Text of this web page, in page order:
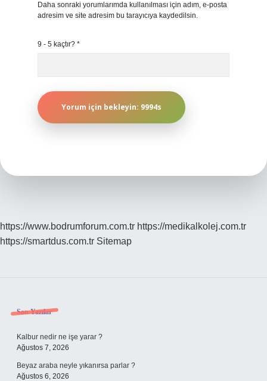
Daha sonraki yorumlarımda kullanılması için adım, e-posta
adresim ve site adresim bu tarayıcıya kaydedilsin.
9 - 5 kaçtır? *
https://www.bodrumforum.com.tr https://medikalkolej.com.tr
https://smartdus.com.tr Sitemap
Sidebar
Son Yazılar
Kalbur nedir ne işe yarar ?
Ağustos 7, 2026
Beyaz araba neyle yıkanırsa parlar ?
Ağustos 6, 2026